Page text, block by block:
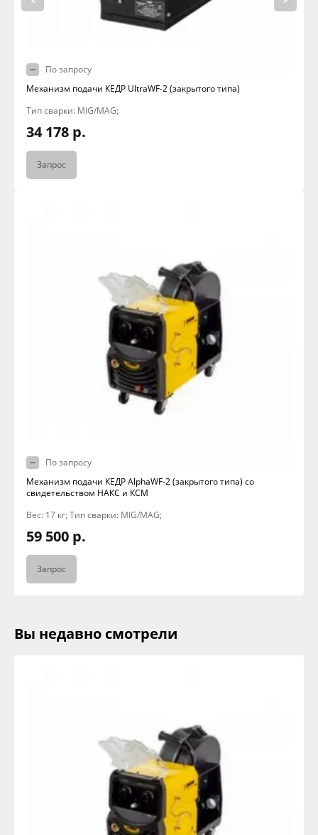
По запросу
Механизм подачи КЕДР UltraWF-2 (закрытого типа)
Тип сварки: MIG/MAG;
34 178 р.
Запрос
По запросу
Механизм подачи КЕДР AlphaWF-2 (закрытого типа) со
свидетельством НАКС и КСМ
Вес: 17 кг; Тип сварки: MIG/MAG;
59 500 р.
Запрос
Вы недавно смотрели